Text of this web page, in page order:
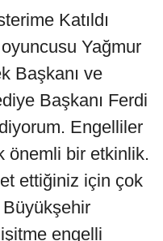
Katıldı
Yağmur
Başkanı ve
Başkanı Ferdi
Engelliler
önemli bir etkinlik.
ettiğiniz için çok
engelli